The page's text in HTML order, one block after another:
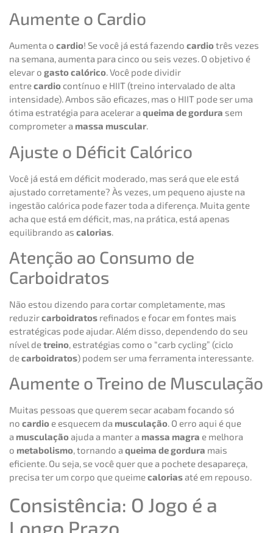
Aumente o Cardio
Aumenta o cardio! Se você já está fazendo cardiotrês vezes
na semana, aumenta para cinco ou seis vezes. O objetivo é
elevar o gasto calórico. Você pode dividir
entrecardio contínuo e HIIT (treino intervalado de alta
intensidade). Ambos são eficazes, mas o HIIT pode ser uma
ótima estratégia para acelerar a queima de gordura sem
comprometer a massa muscular.
Ajuste o Déficit Calórico
Você já está em déficit moderado, mas será que ele está
ajustado corretamente? Às vezes, um pequeno ajuste na
ingestão calórica pode fazer toda a diferença. Muita gente
acha que está em déficit, mas, na prática, está apenas
equilibrando as calorias
Atenção ao Consumo de
Carboidratos
Não estou dizendo para cortar completamente, mas
reduzircarboidratos refinados e focar em fontes mais
estratégicas pode ajudar. Além disso, dependendo do seu
nível detreino, estratégias como o “carb cycling” (ciclo
decarboidratos) podem ser uma ferramenta interessante.
Aumente o Treino de Musculação
Muitas pessoas que querem secar acabam focando só
no cardio e esquecem da musculação. O erro aqui é que
a musculaçãoajuda a manter a massa magra e melhora
o metabolismo, tornando a queima de gordura mais
eficiente. Ou seja, se você quer que a pochete desapareça,
precisa ter um corpo que queimecaloriasaté em repouso.
Consistência: O Jogo é a
Longo Prazo